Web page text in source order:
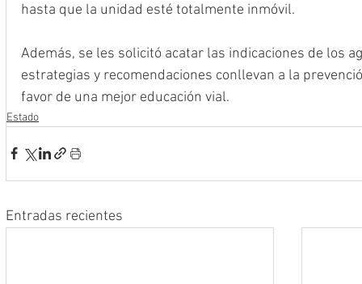
hasta que la unidad esté totalmente inmóvil.
Además, se les solicitó acatar las indicaciones de los
estrategias y recomendaciones conllevan a la
favor de una mejor educación vial.
Estado
Entradas recientes